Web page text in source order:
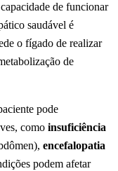
de funcionar
saudável é
o fígado de realizar
de
pode
como insuficiência
encefalopatia
podem afetar